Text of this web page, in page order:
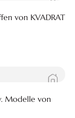
von KVADRAT
Modelle von